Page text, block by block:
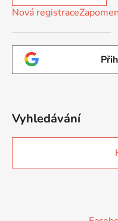
Nová registrace
Vyhledávání